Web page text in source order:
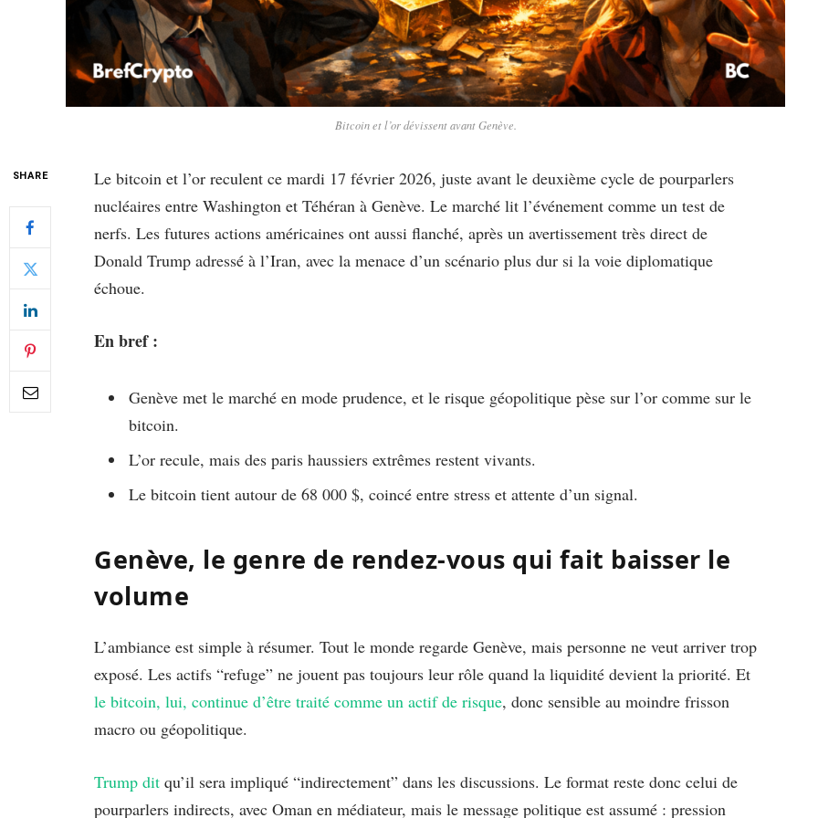
Bitcoin et l’or dévissent avant Genève.
SHARE
Le bitcoin et l’or reculent ce mardi 17 février 2026, juste avant le deuxième cycle de pourparlers
nucléaires entre Washington et Téhéran à Genève. Le marché lit l’événement comme un test de
nerfs. Les futures actions américaines ont aussi flanché, après un avertissement très direct de
Donald Trump adressé à l’Iran, avec la menace d’un scénario plus dur si la voie diplomatique
échoue.
En bref :
Genève met le marché en mode prudence, et le risque géopolitique pèse sur l’or comme sur le
bitcoin.
L’or recule, mais des paris haussiers extrêmes restent vivants.
Le bitcoin tient autour de 68 000 $, coincé entre stress et attente d’un signal.
Genève, le genre de rendez-vous qui fait baisser le
volume
L’ambiance est simple à résumer. Tout le monde regarde Genève, mais personne ne veut arriver trop
exposé. Les actifs “refuge” ne jouent pas toujours leur rôle quand la liquidité devient la priorité. Et
le bitcoin, lui, continue d’être traité comme un actif de risque, donc sensible au moindre frisson
macro ou géopolitique.
Trump dit qu’il sera impliqué “indirectement” dans les discussions. Le format reste donc celui de
pourparlers indirects, avec Oman en médiateur, mais le message politique est assumé : pression